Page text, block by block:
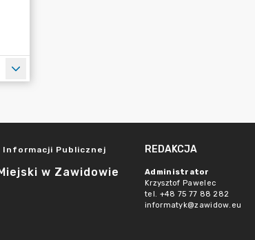
Informacji Publicznej
w Zawidowie
REDAKCJA
Administrator
Krzysztof Pawelec
tel. +48 75 77 88 282
informatyk@zawidow.eu